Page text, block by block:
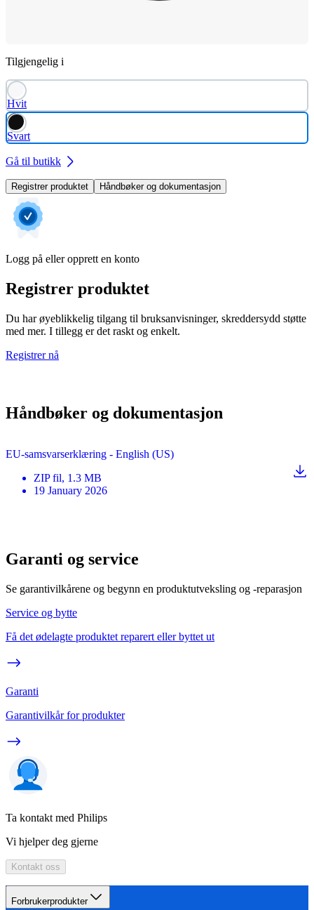
Tilgjengelig i
Hvit
Svart
Gå til butikk
Registrer produktet Håndbøker og dokumentasjon
Logg på eller opprett en konto
Registrer produktet
Du har øyeblikkelig tilgang til bruksanvisninger, skreddersydd støtte
med mer. I tillegg er det raskt og enkelt.
Registrer nå
Håndbøker og dokumentasjon
EU-samsvarserklæring - English (US)
ZIP fil, 1.3 MB
19 January 2026
Garanti og service
Se garantivilkårene og begynn en produktutveksling og -reparasjon
Service og bytte
Få det ødelagte produktet reparert eller byttet ut
Garanti
Garantivilkår for produkter
Ta kontakt med Philips
Vi hjelper deg gjerne
Kontakt oss
Forbrukerprodukter